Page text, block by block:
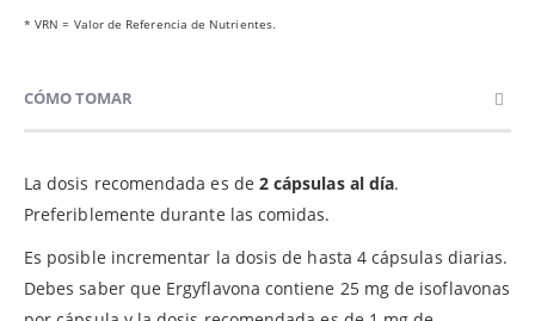
* VRN = Valor de Referencia de Nutrientes.
CÓMO TOMAR
La dosis recomendada es de 2 cápsulas al día.
Preferiblemente durante las comidas.
Es posible incrementar la dosis de hasta 4 cápsulas diarias.
Debes saber que Ergyflavona contiene 25 mg de isoflavonas